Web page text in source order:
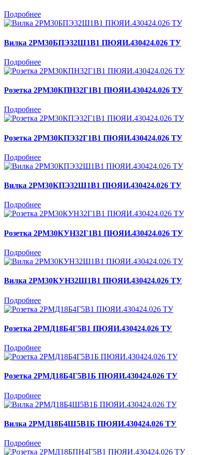
Подробнее
Вилка 2РМ30БПЭ32Ш1В1 ПЮЯИ.430424.026 ТУ
Подробнее
Розетка 2РМ30КПН32Г1В1 ПЮЯИ.430424.026 ТУ
Подробнее
Розетка 2РМ30КПЭ32Г1В1 ПЮЯИ.430424.026 ТУ
Подробнее
Вилка 2РМ30КПЭ32Ш1В1 ПЮЯИ.430424.026 ТУ
Подробнее
Розетка 2РМ30КУН32Г1В1 ПЮЯИ.430424.026 ТУ
Подробнее
Вилка 2РМ30КУН32Ш1В1 ПЮЯИ.430424.026 ТУ
Подробнее
Розетка 2РМД18Б4Г5В1 ПЮЯИ.430424.026 ТУ
Подробнее
Розетка 2РМД18Б4Г5В1Б ПЮЯИ.430424.026 ТУ
Подробнее
Вилка 2РМД18Б4Ш5В1Б ПЮЯИ.430424.026 ТУ
Подробнее